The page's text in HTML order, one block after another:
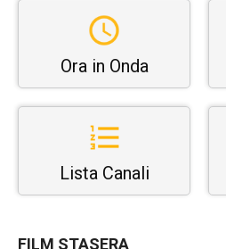
Ora in Onda
Lista Canali
FILM STASERA